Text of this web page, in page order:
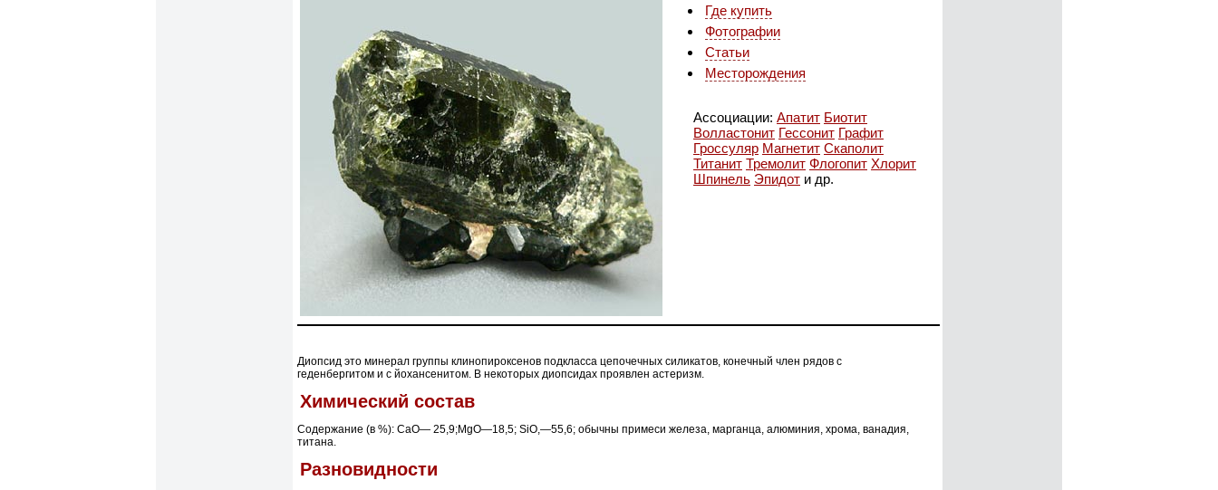
Где купить
Фотографии
Статьи
Месторождения
Ассоциации: Апатит Биотит
Волластонит Гессонит Графит
Гроссуляр Магнетит Скаполит
Титанит Тремолит Флогопит Хлорит
Шпинель Эпидот и др.
Диопсид это минерал группы клинопироксенов подкласса цепочечных силикатов, конечный член рядов с
геденбергитом и с йохансенитом. В некоторых диопсидах проявлен астеризм.
Химический состав
Содержание (в %): СаО— 25,9;MgO—18,5; SiO,—55,6; обычны примеси железа, марганца, алюминия, хрома, ванадия,
титана.
Разновидности